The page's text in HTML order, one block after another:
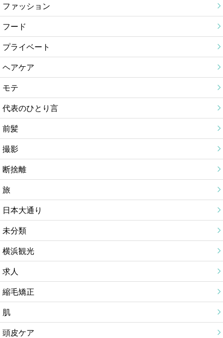
ファッション
フード
プライベート
ヘアケア
モテ
代表のひとり言
前髪
撮影
断捨離
旅
日本大通り
未分類
横浜観光
求人
縮毛矯正
肌
頭皮ケア